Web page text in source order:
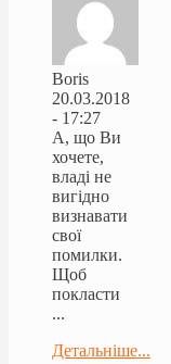
Boris
20.03.2018
- 17:27
А, що Ви
хочете,
владі не
вигідно
визнавати
свої
помилки.
Щоб
покласти
...
Детальніше...